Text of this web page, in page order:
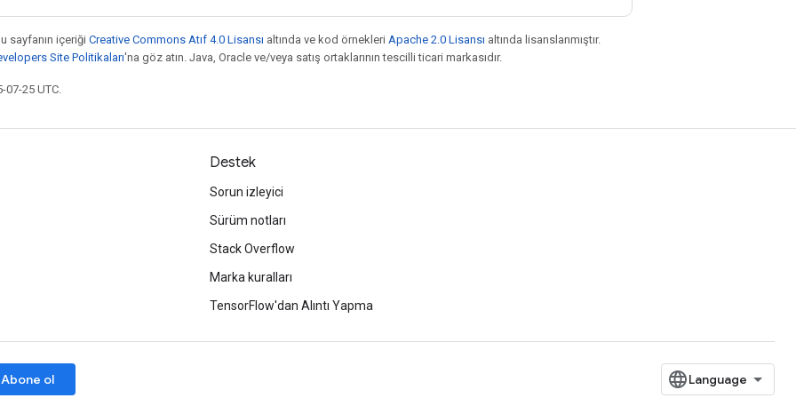
sayfanın içeriği Creative Commons Atıf 4.0 Lisansı altında ve kod örnekleri Apache 2.0 Lisansı altında lisanslanmıştır.
Site Politikaları'na göz atın. Java, Oracle ve/veya satış ortaklarının tescilli ticari markasıdır.
25 UTC.
Destek
Sorun izleyici
Sürüm notları
Stack Overflow
Marka kuralları
TensorFlow'dan Alıntı Yapma
Abone ol